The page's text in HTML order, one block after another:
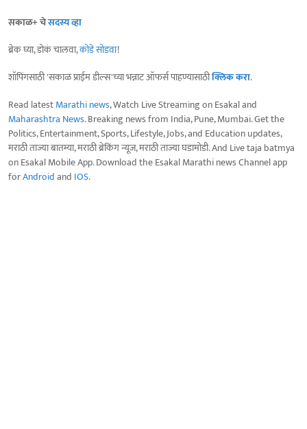
सकाळ+ चेसदस्य व्हा
ब्रेक घ्या, डोकं चालवा,कोडे सोडवा!
शॉपिंगसाठी 'सकाळ प्राईम डील्स'च्या भन्नाट ऑफर्स पाहण्यासाठीक्लिक करा.
Read latestMarathi news, Watch Live Streaming on Esakal and
Maharashtra News. Breaking news from India, Pune, Mumbai. Get the
Politics, Entertainment, Sports, Lifestyle, Jobs, and Education updates,
मराठी ताज्या बातम्या, मराठी ब्रेकिंग न्यूज, मराठी ताज्या घडामोडी. And Live taja batmya
on Esakal Mobile App. Download the Esakal Marathi news Channel app
forAndroidand IOS.